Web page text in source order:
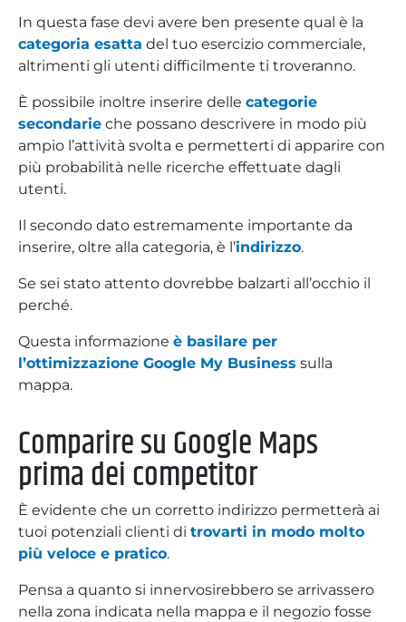
In questa fase devi avere ben presente qual è la
categoria esatta del tuo esercizio commerciale,
altrimenti gli utenti difficilmente ti troveranno.
È possibile inoltre inserire delle categorie
secondarie che possano descrivere in modo più
ampio l’attività svolta e permetterti di apparire con
più probabilità nelle ricerche effettuate dagli
utenti.
Il secondo dato estremamente importante da
inserire, oltre alla categoria, è l’indirizzo.
Se sei stato attento dovrebbe balzarti all’occhio il
perché.
Questa informazione è basilare per
l’ottimizzazione Google My Business sulla
mappa.
Comparire su Google Maps
prima dei competitor
È evidente che un corretto indirizzo permetterà ai
tuoi potenziali clienti di trovarti in modo molto
più veloce e pratico.
Pensa a quanto si innervosirebbero se arrivassero
nella zona indicata nella mappa e il negozio fosse